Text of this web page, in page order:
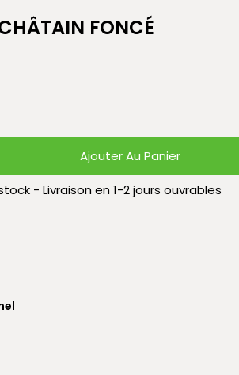
FONCÉ
Ajouter Au Panier
- Livraison en 1-2 jours ouvrables